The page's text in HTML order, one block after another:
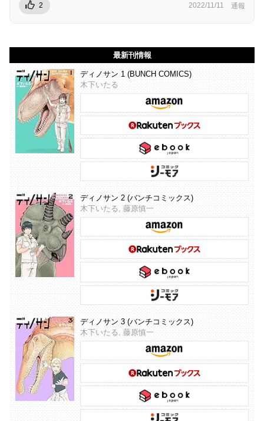
2 2022/11/11 通報
最新刊情報
ディノサン 1 (BUNCH COMICS)
木下いたる
ディノサン 2 (バンチコミックス)
木下いたる, 藤原慎一
ディノサン 3 (バンチコミックス)
木下いたる, 藤原慎一